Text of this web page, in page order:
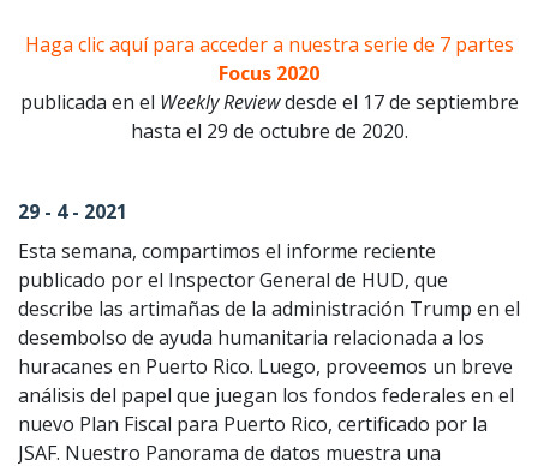
Haga clic aquí para acceder a nuestra serie de 7 partes
Focus 2020
publicada en el Weekly Reviewdesde el 17 de septiembre
hasta el 29 de octubre de 2020.
29 - 4 - 2021
Esta semana, compartimos el informe reciente
publicado por el Inspector General de HUD, que
describe las artimañas de la administración Trump en el
desembolso de ayuda humanitaria relacionada a los
huracanes en Puerto Rico. Luego, proveemos un breve
análisis del papel que juegan los fondos federales en el
nuevo Plan Fiscal para Puerto Rico, certificado por la
JSAF. Nuestro Panorama de datos muestra una